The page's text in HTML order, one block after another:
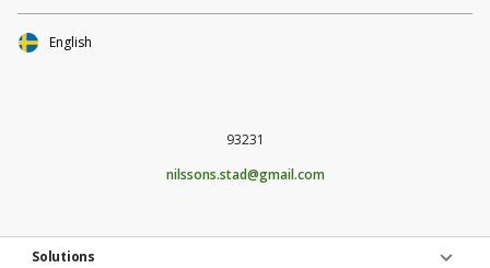
93231
nilssons.stad@gmail.com
Solutions
English